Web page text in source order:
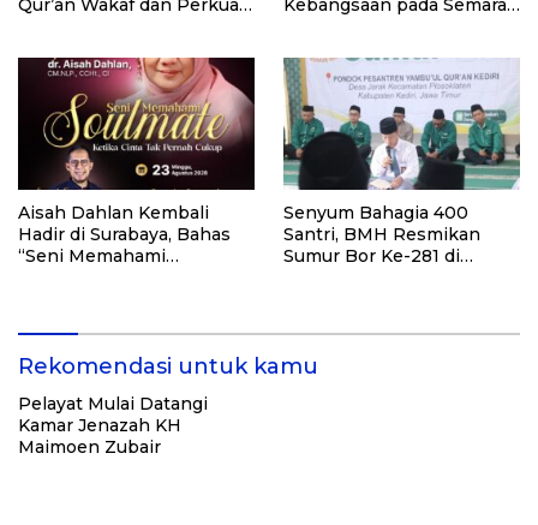
Qur’an Wakaf dan Perkuat
Kebangsaan pada Semarak
dan Pemasyarakatan RI
Aisah Dahlan Kembali
Hadir di Surabaya, Bahas
“Seni Memahami
Senyum Bahagia 400
Santri, BMH Resmikan
Sumur Bor Ke-281 di
Rekomendasi untuk kamu
Pelayat Mulai Datangi
Kamar Jenazah KH
Maimoen Zubair